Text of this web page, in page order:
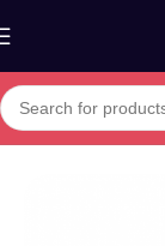
Home»Boutique»